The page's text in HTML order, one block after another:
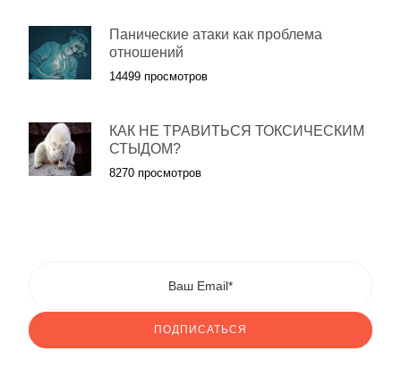
Панические атаки как проблема
отношений
14499 просмотров
КАК НЕ ТРАВИТЬСЯ ТОКСИЧЕСКИМ
СТЫДОМ?
8270 просмотров
ПОДПИСАТЬСЯ